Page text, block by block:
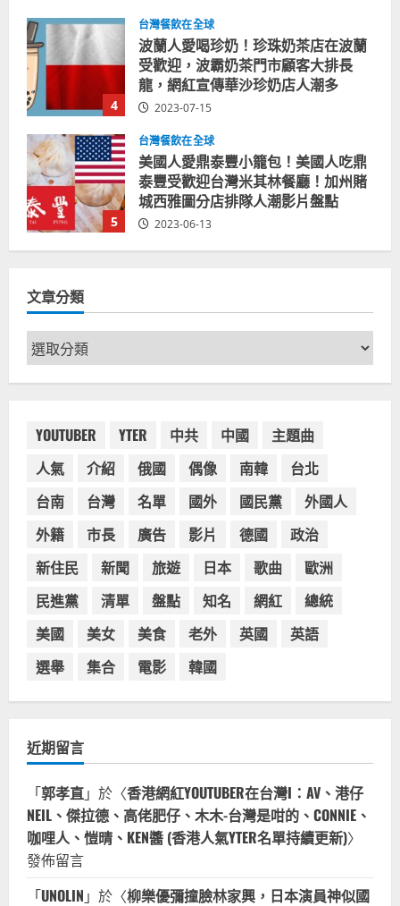
5
台灣餐飲在全球
美國人愛鼎泰豐小籠包！美國人吃鼎
泰豐受歡迎台灣米其林餐廳！加州賭
城西雅圖分店排隊人潮影片盤點
2023-06-13
1
台灣餐飲在全球
拜登喝珍奶！美國總統喝珍珠奶茶！
造訪賭城拉斯維加斯波霸奶茶店！
2024-02-06
2024-01-27
方影片！日出茶太CHATIME澳洲限定
2023-08-03
4
波蘭人愛喝珍奶！珍珠奶茶店在波蘭
受歡迎，波霸奶茶門市顧客大排長
龍，網紅宣傳華沙珍奶店人潮多
2023-07-15
台灣餐飲在全球
美國人愛鼎泰豐小籠包！美國人吃鼎
泰豐受歡迎台灣米其林餐廳！加州賭
城西雅圖分店排隊人潮影片盤點
文章分類
文
章
分
YOUTUBER YTER 中共 中國
主題曲
人氣
介紹 俄國 偶像 南韓
台北
台南
台灣 名單 國外 國民黨
外國人
外籍
市長 廣告 影片 德國
政治
新住民
新聞 旅遊 日本 歌曲
歐洲
民進黨
清單 盤點 知名 網紅
總統
美國
美女 美食 老外 英國
英語
選舉
集合 電影 韓國
近期留言
「郭孝直」於〈香港網紅YOUTUBER在台灣I：AV、港仔
NEIL、傑拉德、高佬肥仔、木木-台灣是咁的、CONNIE、
咖哩人、愷晴、KEN醬 (香港人氣YTER名單持續更新)〉
發佈留言
「UNOLIN 」於〈柳樂優彌撞臉林家興，日本演員神似國